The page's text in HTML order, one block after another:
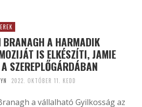
BRANAGH A HARMADIK
IS ELKÉSZÍTI, JAMIE
SZEREPLŐGÁRDÁBAN
2022. OKTÓBER 11. KEDD
a vállalható Gyilkosság az